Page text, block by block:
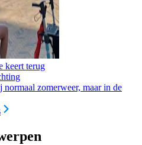
keert terug
zomerweer, maar in de